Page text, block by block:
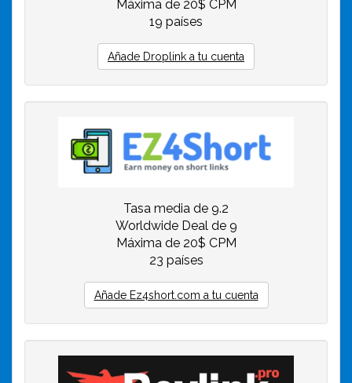
Máxima de 20$ CPM
19 países
Añade Droplink a tu cuenta
Tasa media de 9.2
Worldwide Deal de 9
Máxima de 20$ CPM
23 países
Añade Ez4short.com a tu cuenta